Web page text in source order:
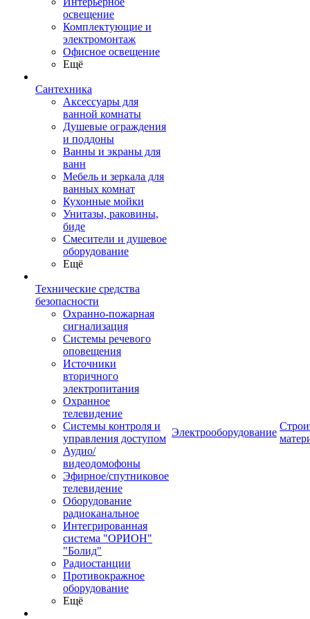
освещение
Комплектующие и
электромонтаж
Офисное освещение
Ещё
Сантехника
Аксессуары для
ванной комнаты
Душевые ограждения
и поддоны
Ванны и экраны для
ванн
Мебель и зеркала для
ванных комнат
Кухонные мойки
Унитазы, раковины,
биде
Смесители и душевое
оборудование
Ещё
Технические средства
безопасности
Охранно-пожарная
сигнализация
Системы речевого
оповещения
Источники
вторичного
электропитания
Охранное
телевидение
Системы контроля и
управления доступом
Аудио/
видеодомофоны
Эфирное/спутниковое
телевидение
Оборудование
радиоканальное
Интегрированная
система "ОРИОН"
"Болид"
Радиостанции
Противокражное
оборудование
Ещё
Электрооборудование